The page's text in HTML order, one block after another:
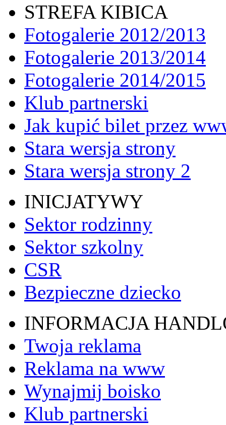
STREFA KIBICA
Fotogalerie 2012/2013
Fotogalerie 2013/2014
Fotogalerie 2014/2015
Klub partnerski
Jak kupić bilet przez
Stara wersja strony
Stara wersja strony 2
INICJATYWY
Sektor rodzinny
Sektor szkolny
CSR
Bezpieczne dziecko
INFORMACJA
Twoja reklama
Reklama na www
Wynajmij boisko
Klub partnerski